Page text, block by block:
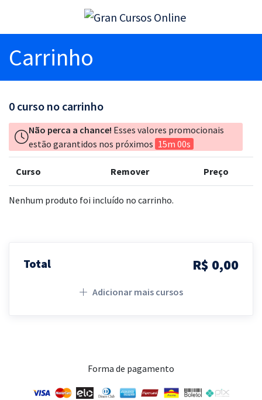
Carrinho
0 curso no carrinho
Não perca a chance! Esses valores promocionais
estão garantidos nos próximos 15m 00s
Curso Remover Preço
Nenhum produto foi incluído no carrinho.
Total R$ 0,00
Adicionar mais cursos
Forma de pagamento